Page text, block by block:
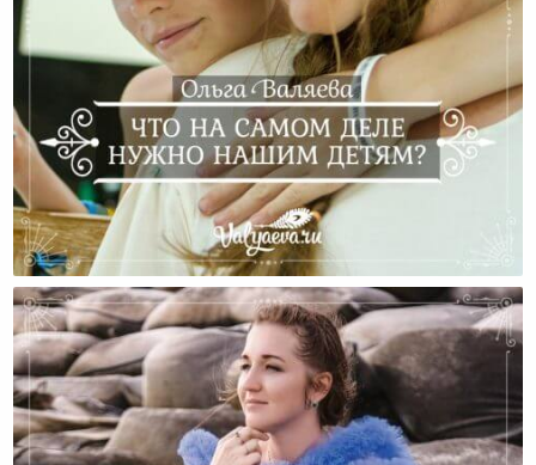
Что На Самом Деле Нужно Нашим Детям?